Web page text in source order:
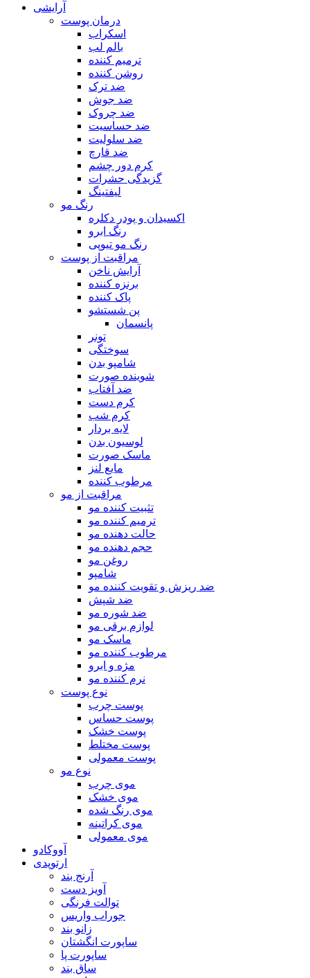
آرایشی
درمان پوست
اسکراب
بالم لب
ترمیم کننده
روشن کننده
ضد ترک
ضد جوش
ضد چروک
ضد حساسیت
ضد سلولیت
ضد قارچ
کرم دور چشم
گزیدگی حشرات
لیفتینگ
رنگ مو
اکسیدان و پودر دکلره
رنگ ابرو
رنگ مو تیوپی
مراقبت از پوست
آرایش ناخن
برنزه کننده
پاک کننده
پن شستشو
پانسمان
تونر
سوختگی
شامپو بدن
شوینده صورت
ضد آفتاب
کرم دست
کرم شب
لایه بردار
لوسیون بدن
ماسک صورت
مایع لنز
مرطوب کننده
مراقبت از مو
تثبیت کننده مو
ترمیم کننده مو
حالت دهنده مو
حجم دهنده مو
روغن مو
شامپو
ضد ریزش و تقویت کننده مو
ضد شپش
ضد شوره مو
لوازم برقی مو
ماسک مو
مرطوب کننده مو
مژه و ابرو
نرم کننده مو
نوع پوست
پوست چرب
پوست حساس
پوست خشک
پوست مختلط
پوست معمولی
نوع مو
موی چرب
موی خشک
موی رنگ شده
موی کراتینه
موی معمولی
آووکادو
ارتوپدی
آرنج بند
آویز دست
توالت فرنگی
جوراب واریس
زانو بند
ساپورت انگشتان
ساپورت پا
ساق بند